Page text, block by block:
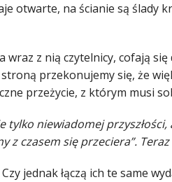
otwarte, na ścianie są ślady
wraz z nią czytelnicy, cofają
przekonujemy się, że
przeżycie, z którym musi
niewiadomej przyszłości,
z czasem się przeciera”.
jednak łączą ich te same